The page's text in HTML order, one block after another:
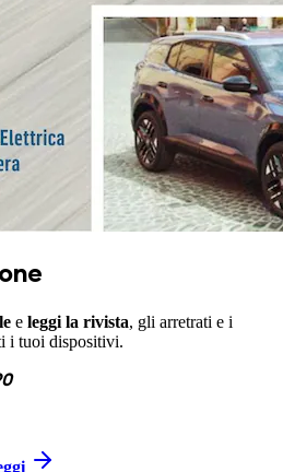
e leggi la rivista, gli arretrati e i
i tuoi dispositivi.